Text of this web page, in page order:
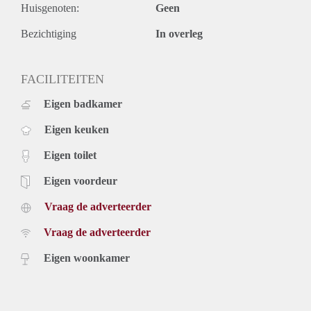
Huisgenoten: Geen
Bezichtiging In overleg
FACILITEITEN
Eigen badkamer
Eigen keuken
Eigen toilet
Eigen voordeur
Vraag de adverteerder
Vraag de adverteerder
Eigen woonkamer